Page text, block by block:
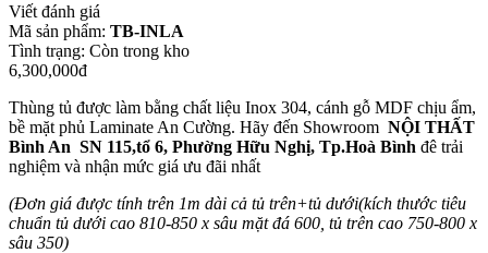
Viết đánh giá
Mã sản phẩm: TB-INLA
Tình trạng: Còn trong kho
6,300,000đ
Thùng tủ được làm bằng chất liệu Inox 304, cánh gỗ MDF chịu ẩm,
bề mặt phủ Laminate An Cường. Hãy đến Showroom NỘI THẤT
Bình An SN 115,tổ 6, Phường Hữu Nghị, Tp.Hoà Bình đê trải
nghiệm và nhận mức giá ưu đãi nhất
(Đơn giá được tính trên 1m dài cả tủ trên+tủ dưới(kích thước tiêu
chuẩn tủ dưới cao 810-850 x sâu mặt đá 600, tủ trên cao 750-800 x
sâu 350)